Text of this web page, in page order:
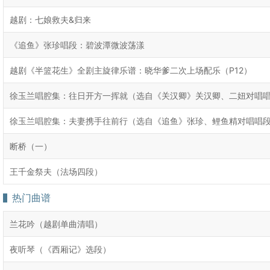
越剧：七娘救夫&归来
《追鱼》张珍唱段：碧波潭微波荡漾
越剧《半篮花生》全剧主旋律乐谱：晓华爹二次上场配乐（P12）
徐玉兰唱腔集：往日开方一挥就（选自《关汉卿》关汉卿、二妞对唱唱
徐玉兰唱腔集：夫妻携手往前行（选自《追鱼》张珍、鲤鱼精对唱唱段
断桥（一）
王千金祭夫（法场四段）
热门曲谱
兰花吟（越剧单曲清唱）
夜听琴（《西厢记》选段）